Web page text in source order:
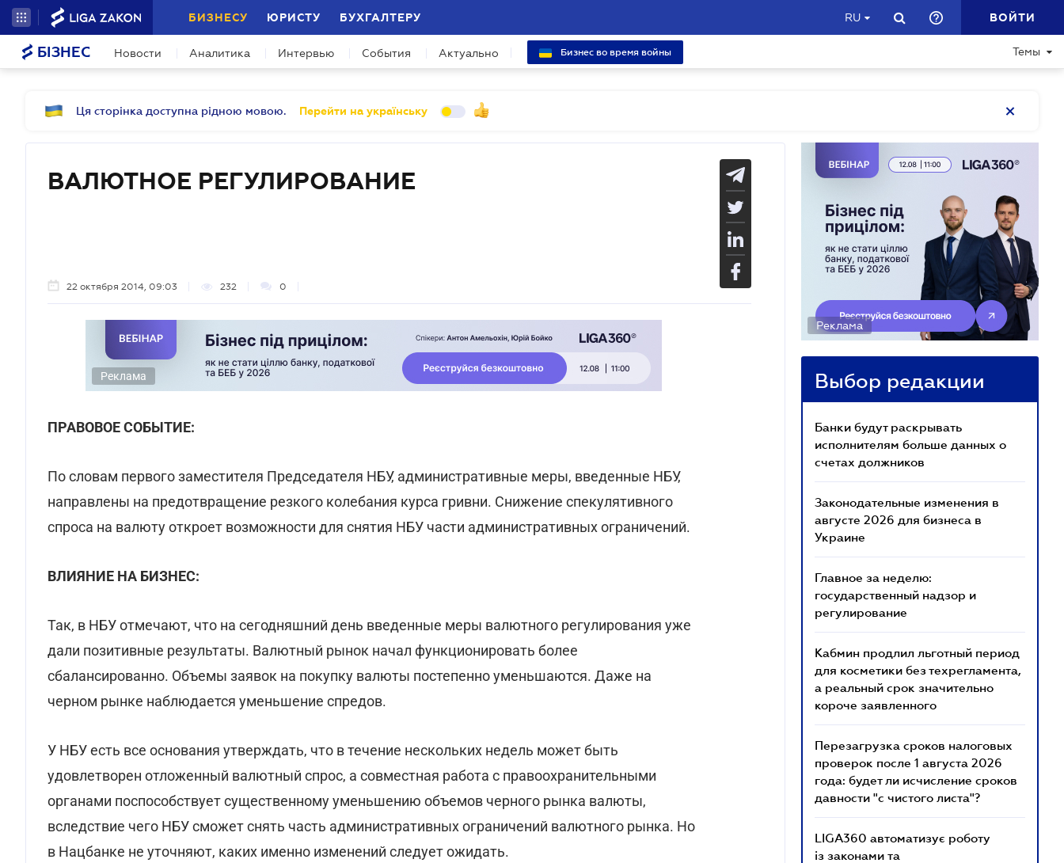
БИЗНЕСУ ЮРИСТУ БУХГАЛТЕРУ RU ВОЙТИ
БІЗНЕС Новости Аналитика Интервью События Актуально Бизнес во время войны Темы
Ця сторінка доступна рідною мовою. Перейти на українську
ВАЛЮТНОЕ РЕГУЛИРОВАНИЕ
22 октября 2014, 09:03 232 0
Реклама
ПРАВОВОЕ СОБЫТИЕ:
По словам первого заместителя Председателя НБУ, административные меры, введенные НБУ,
направлены на предотвращение резкого колебания курса гривни. Снижение спекулятивного
спроса на валюту откроет возможности для снятия НБУ части административных ограничений.
ВЛИЯНИЕ НА БИЗНЕС:
Так, в НБУ отмечают, что на сегодняшний день введенные меры валютного регулирования уже
дали позитивные результаты. Валютный рынок начал функционировать более
сбалансированно. Объемы заявок на покупку валюты постепенно уменьшаются. Даже на
черном рынке наблюдается уменьшение спредов.
У НБУ есть все основания утверждать, что в течение нескольких недель может быть
удовлетворен отложенный валютный спрос, а совместная работа с правоохранительными
органами поспособствует существенному уменьшению объемов черного рынка валюты,
вследствие чего НБУ сможет снять часть административных ограничений валютного рынка. Но
в Нацбанке не уточняют, каких именно изменений следует ожидать.
Реклама
Выбор редакции
Банки будут раскрывать
исполнителям больше данных о
счетах должников
Законодательные изменения в
августе 2026 для бизнеса в
Украине
Главное за неделю:
государственный надзор и
регулирование
Кабмин продлил льготный период
для косметики без техрегламента,
а реальный срок значительно
короче заявленного
Перезагрузка сроков налоговых
проверок после 1 августа 2026
года: будет ли исчисление сроков
давности "с чистого листа"?
LIGA360 автоматизує роботу
із законами та